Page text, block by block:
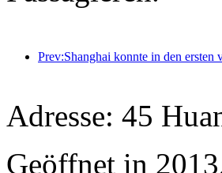
Adresse: 45
Geöffnet in